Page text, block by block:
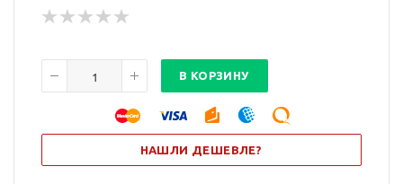
В КОРЗИНУ
НАШЛИ ДЕШЕВЛЕ?